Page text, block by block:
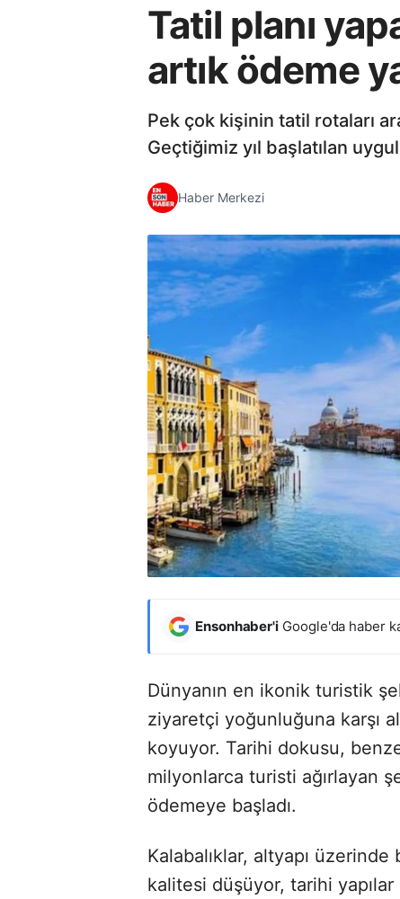
Tatil planı
artık ödeme
Pek çok kişinin tatil rotaları
Geçtiğimiz yıl başlatılan
Haber Merkezi
Ensonhaber'i Google'da haber
Dünyanın en ikonik turistik
ziyaretçi yoğunluğuna karşı
koyuyor. Tarihi dokusu,
milyonlarca turisti ağırlayan
ödemeye başladı.
Kalabalıklar, altyapı
kalitesi düşüyor, tarihi yapılar